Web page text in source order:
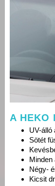
A HEKO
UV-álló
Sötét
Minden
Négy-
Kicsit